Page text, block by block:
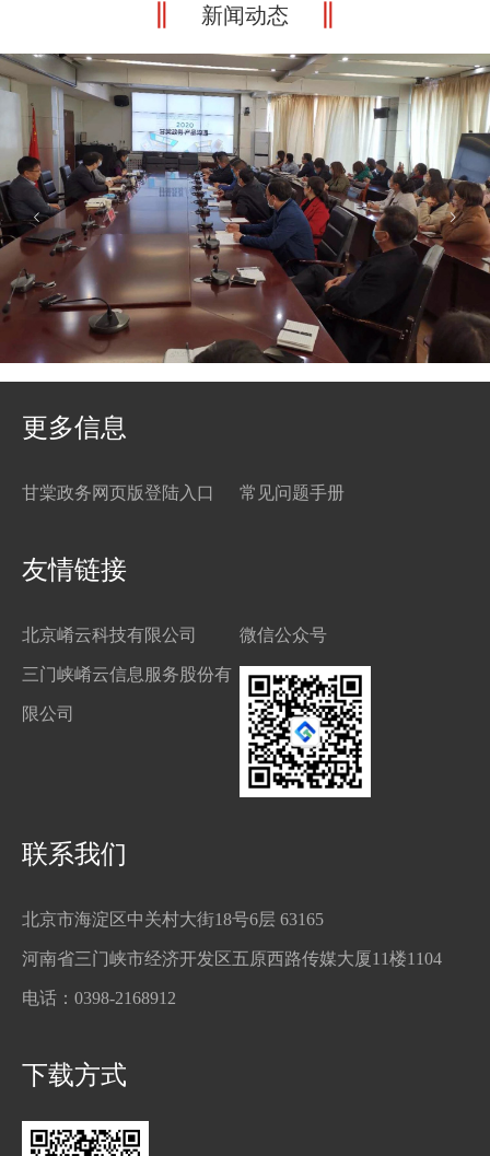
新闻动态
更多信息
甘棠政务网页版登陆入口 常见问题手册
友情链接
北京崤云科技有限公司
三门峡崤云信息服务股份有
限公司
微信公众号
联系我们
北京市海淀区中关村大街18号6层 63165
河南省三门峡市经济开发区五原西路传媒大厦11楼1104
电话： 0398-2168912
下载方式